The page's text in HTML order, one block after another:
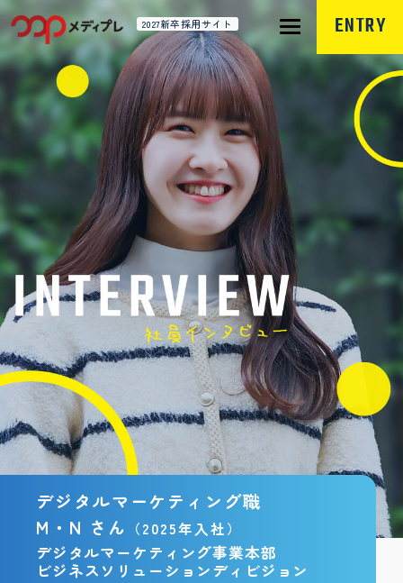
2027新卒採用サイト ENTRY
デジタルマーケティング職
M・N さん （2025年入社）
デジタルマーケティング事業本部
ビジネスソリューションディビジョン